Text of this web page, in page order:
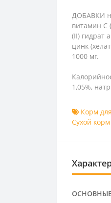
ДОБАВКИ
витамин С
(ІІ)
цинк
1000 мг.
1,05%,
Корм
Сухой